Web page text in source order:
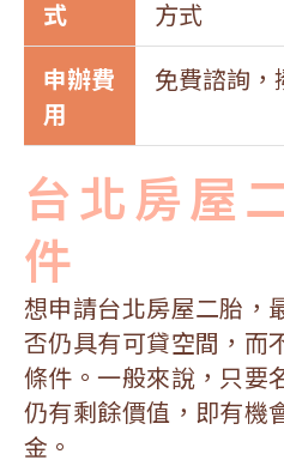
式
方式
申辦費
用
免費諮詢，
台北房屋
件
想申請台北房屋二胎，
否仍具有可貸空間，而
條件。一般來說，只要
仍有剩餘價值，即有機
金。